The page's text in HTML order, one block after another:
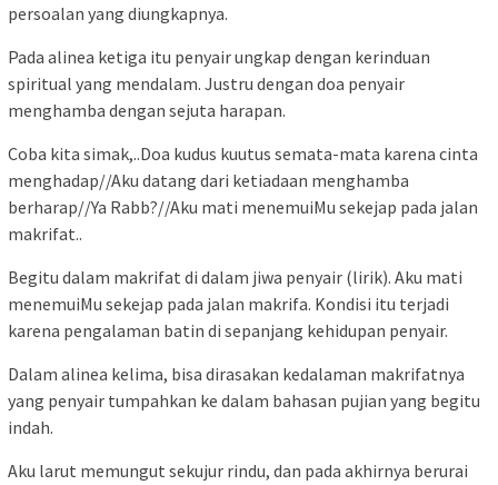
persoalan yang diungkapnya.
Pada alinea ketiga itu penyair ungkap dengan kerinduan
spiritual yang mendalam. Justru dengan doa penyair
menghamba dengan sejuta harapan.
Coba kita simak,..Doa kudus kuutus semata-mata karena cinta
menghadap//Aku datang dari ketiadaan menghamba
berharap//Ya Rabb?//Aku mati menemuiMu sekejap pada jalan
makrifat..
Begitu dalam makrifat di dalam jiwa penyair (lirik). Aku mati
menemuiMu sekejap pada jalan makrifa. Kondisi itu terjadi
karena pengalaman batin di sepanjang kehidupan penyair.
Dalam alinea kelima, bisa dirasakan kedalaman makrifatnya
yang penyair tumpahkan ke dalam bahasan pujian yang begitu
indah.
Aku larut memungut sekujur rindu, dan pada akhirnya berurai